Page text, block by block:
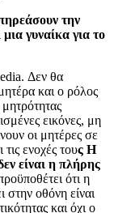
την
γυναίκα για το
Δεν θα
και ο ρόλος
εικόνες, μη
οι μητέρες σε
ενοχές τους Η
είναι η πλήρης
ότι η
στην οθόνη είναι
και όχι ο